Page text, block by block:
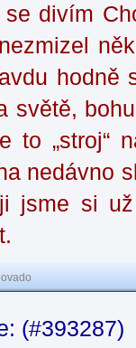
se divím
hodně
světě,
to „stroj“
nedávno
jsme si
(#393287)